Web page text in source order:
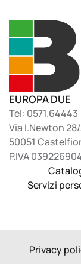
EUROPA DUE
Tel: 0571.64443
Via I.Newton
50051
P.IVA
Servizi
Privacy